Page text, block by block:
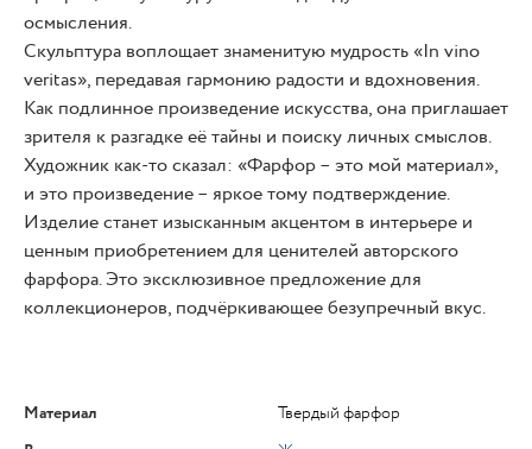
осмысления.
Скульптура воплощает знаменитую мудрость «In vino
veritas», передавая гармонию радости и вдохновения.
Как подлинное произведение искусства, она приглашает
зрителя к разгадке её тайны и поиску личных смыслов.
Художник как-то сказал: «Фарфор – это мой материал»,
и это произведение – яркое тому подтверждение.
Изделие станет изысканным акцентом в интерьере и
ценным приобретением для ценителей авторского
фарфора. Это эксклюзивное предложение для
коллекционеров, подчёркивающее безупречный вкус.
Материал
Твердый фарфор